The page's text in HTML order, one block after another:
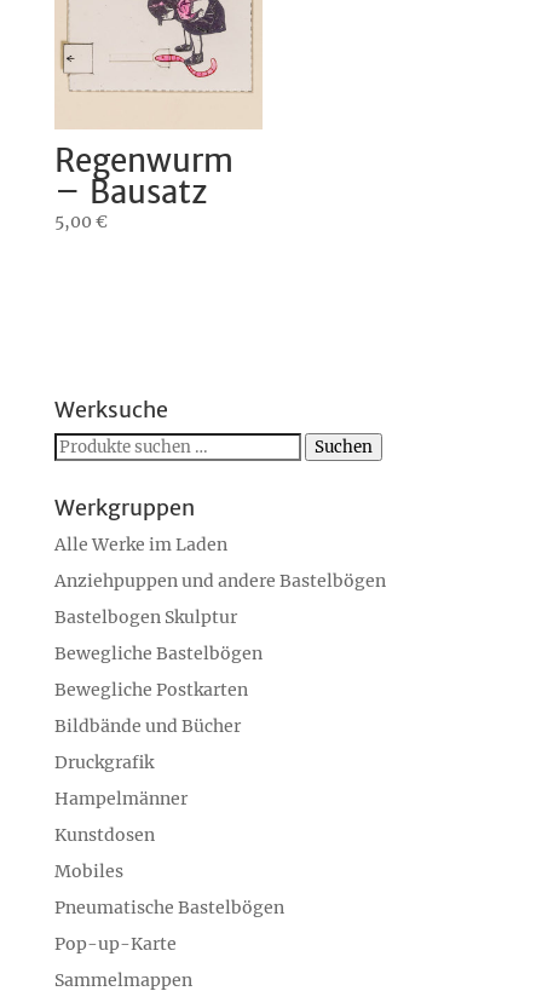
Regenwurm
– Bausatz
5,00 €
Werksuche
Suchen
Suchen
Werkgruppen
Alle Werke im Laden
Anziehpuppen und andere Bastelbögen
Bastelbogen Skulptur
Bewegliche Bastelbögen
Bewegliche Postkarten
Bildbände und Bücher
Druckgrafik
Hampelmänner
Kunstdosen
Mobiles
Pneumatische Bastelbögen
Pop-up-Karte
Sammelmappen